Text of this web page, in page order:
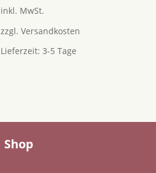
von 5
inkl. MwSt.
zzgl.Versandkosten
Lieferzeit:3-5 Tage
Shop